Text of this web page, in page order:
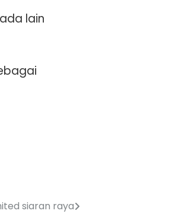
lain
siaran raya